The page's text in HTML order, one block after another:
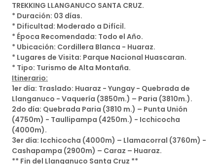
TREKKING LLANGANUCO SANTA CRUZ.
* Duración: 03 días.
* Dificultad: Moderado a Difícil.
* Época Recomendada: Todo el Año.
* Ubicación: Cordillera Blanca - Huaraz.
* Lugares de Visita: Parque Nacional Huascaran.
* Tipo: Turismo de Alta Montaña.
Itinerario:
1er día: Traslado: Huaraz - Yungay - Quebrada de
Llanganuco - Vaquería (3850m.) – Paria (3810m.).
2do día: Quebrada Paria (3810 m.) – Punta Unión
(4750m) - Taullipampa (4250m.) - Icchicocha
(4000m).
3er día: Icchicocha (4000m) – Llamacorral (3760m) -
Cashapampa (2900m) – Caraz – Huaraz.
** Fin del Llanganuco Santa Cruz **